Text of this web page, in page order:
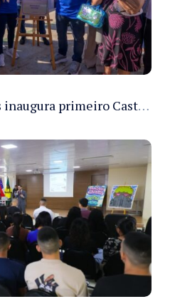
Governo do Amazonas inaugura primeiro Castramóvel Fluvial para atendimento veterinário às comunidades ribeirinhas e castração gratuita